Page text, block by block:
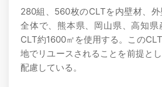
280組、560枚のCLTを内壁材、外
全体で、熊本県、岡山県、高知県
CLT約1600㎡を使用する。この
地でリユースされることを前提と
配慮している。